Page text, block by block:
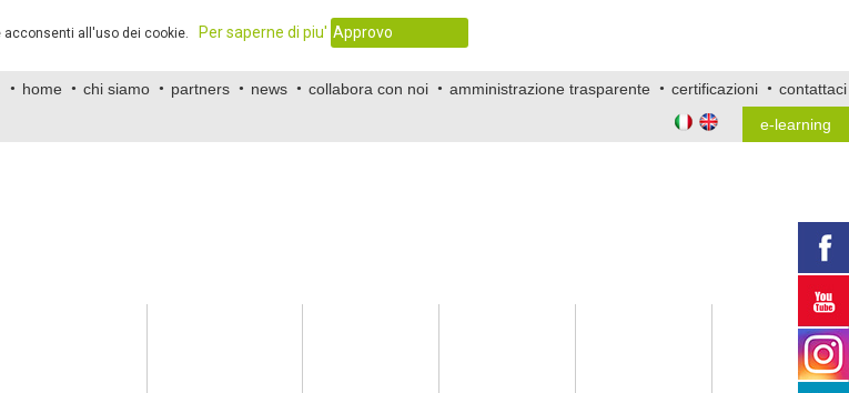
acconsenti all'uso dei cookie. Per saperne di piu' Approvo
home chi siamo partners news collabora con noi amministrazione trasparente certificazioni
contattaci
e-learning